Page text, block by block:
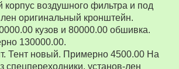
корпус воздушного фильтра и под
оригинальный кронштейн.
кузов и 80000.00 обшивка.
130000.00.
Тент новый. Примерно 4500.00 На
спецпереходники, установ-лен